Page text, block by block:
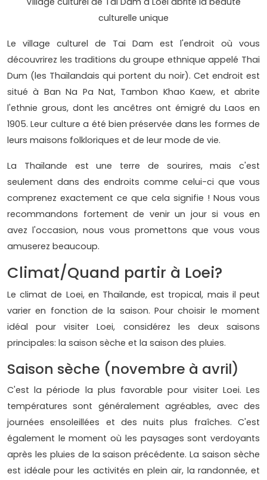
culturelle unique
Le village culturel de Tai Dam est l'endroit où vous
découvrirez les traditions du groupe ethnique appelé Thai
Dum (les Thaïlandais qui portent du noir). Cet endroit est
situé à Ban Na Pa Nat, Tambon Khao Kaew, et abrite
l'ethnie grous, dont les ancêtres ont émigré du Laos en
1905. Leur culture a été bien préservée dans les formes de
leurs maisons folkloriques et de leur mode de vie.
La Thaïlande est une terre de sourires, mais c'est
seulement dans des endroits comme celui-ci que vous
comprenez exactement ce que cela signifie ! Nous vous
recommandons fortement de venir un jour si vous en
avez l'occasion, nous vous promettons que vous vous
amuserez beaucoup.
Climat/Quand partir à Loei?
Le climat de Loei, en Thaïlande, est tropical, mais il peut
varier en fonction de la saison. Pour choisir le moment
idéal pour visiter Loei, considérez les deux saisons
principales: la saison sèche et la saison des pluies.
Saison sèche (novembre à avril)
C'est la période la plus favorable pour visiter Loei. Les
températures sont généralement agréables, avec des
journées ensoleillées et des nuits plus fraîches. C'est
également le moment où les paysages sont verdoyants
après les pluies de la saison précédente. La saison sèche
est idéale pour les activités en plein air, la randonnée, et